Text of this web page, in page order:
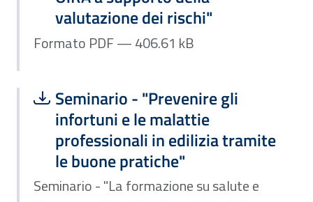
valutazione dei rischi"
Formato PDF — 406.61 kB
Scarica file:
Seminario - "Prevenire gli
infortuni e le malattie
professionali in edilizia tramite
le buone pratiche"
Formato PDF — Dimensione 174.32 kB
Seminario - "La formazione su salute e